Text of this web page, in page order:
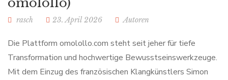
rasch 23. April 2026 Autoren
Die Plattform omolollo.com steht seit jeher für tiefe
Transformation und hochwertige Bewusstseinswerkzeuge.
Mit dem Einzug des französischen Klangkünstlers Simon